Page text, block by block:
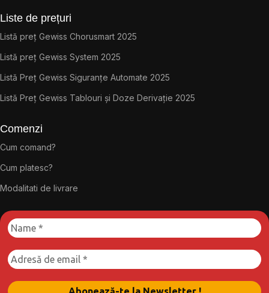
Liste de prețuri
Listă preț Gewiss Chorusmart 2025
Listă preț Gewiss System 2025
Listă Preț Gewiss Siguranțe Automate 2025
Listă Preț Gewiss Tablouri și Doze Derivație 2025
Comenzi
Cum comand?
Cum platesc?
Modalitati de livrare